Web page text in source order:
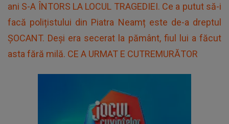
ani S-A ÎNTORS LA LOCUL TRAGEDIEI. Ce a putut să-i
facă polițistului din Piatra Neamț este de-a dreptul
ȘOCANT. Deși era secerat la pământ, fiul lui a făcut
asta fără milă. CE A URMAT E CUTREMURĂTOR